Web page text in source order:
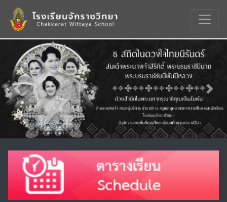
Previous Next